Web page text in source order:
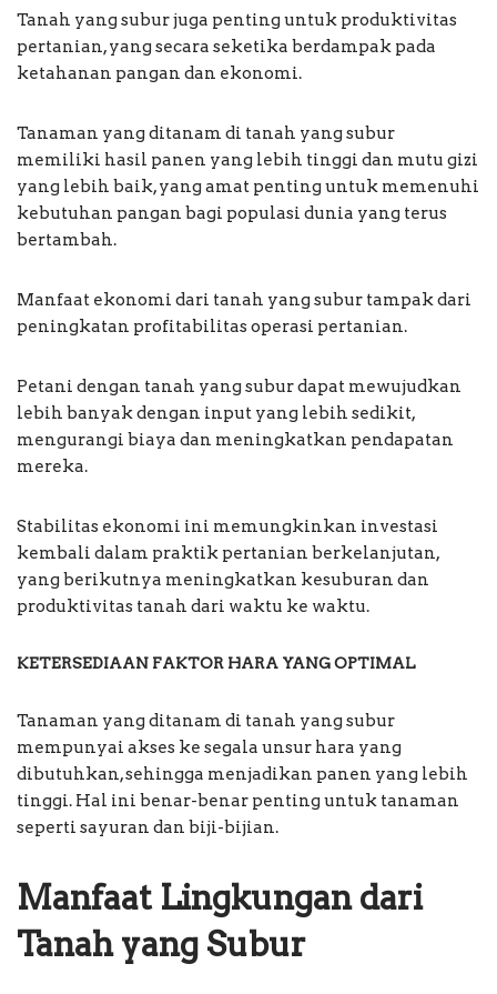
Tanah yang subur juga penting untuk produktivitas
pertanian, yang secara seketika berdampak pada
ketahanan pangan dan ekonomi.
Tanaman yang ditanam di tanah yang subur
memiliki hasil panen yang lebih tinggi dan mutu gizi
yang lebih baik, yang amat penting untuk memenuhi
kebutuhan pangan bagi populasi dunia yang terus
bertambah.
Manfaat ekonomi dari tanah yang subur tampak dari
peningkatan profitabilitas operasi pertanian.
Petani dengan tanah yang subur dapat mewujudkan
lebih banyak dengan input yang lebih sedikit,
mengurangi biaya dan meningkatkan pendapatan
mereka.
Stabilitas ekonomi ini memungkinkan investasi
kembali dalam praktik pertanian berkelanjutan,
yang berikutnya meningkatkan kesuburan dan
produktivitas tanah dari waktu ke waktu.
KETERSEDIAAN FAKTOR HARA YANG OPTIMAL
Tanaman yang ditanam di tanah yang subur
mempunyai akses ke segala unsur hara yang
dibutuhkan, sehingga menjadikan panen yang lebih
tinggi. Hal ini benar-benar penting untuk tanaman
seperti sayuran dan biji-bijian.
Manfaat Lingkungan dari
Tanah yang Subur